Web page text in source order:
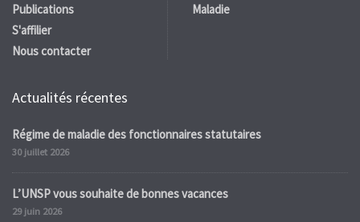
Publications
S'affilier
Nous contacter
Maladie
Actualités récentes
Régime de maladie des fonctionnaires statutaires
30 juillet 2026
L’UNSP vous souhaite de bonnes vacances
29 juin 2026